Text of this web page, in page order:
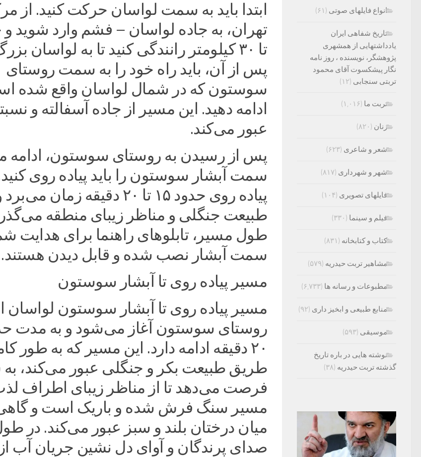
ابتدا باید به سمت لواسان حرکت کنید. از
تا ۳۰ کیلومتر رانندگی کنید تا به لواسان
پس از آن، باید راه خود را به سمت روستای
سوستون که در شمال لواسان واقع شده
ادامه دهید. این مسیر از جاده آسفالته و
عبور می‌کند.
پس از رسیدن به روستای سوستون، ادامه
سمت آبشار سوستون را باید پیاده روی
پیاده روی حدود ۱۵ تا ۲۰ دقیقه
طبیعت جنگلی و مناظر زیبای منطقه
طول مسیر، تابلو‌های راهنما برای هدایت
سمت آبشار نصب شده و قابل دیدن هستند.
مسیر پیاده روی تا آبشار سوستون
مسیر پیاده روی تا آبشار سوستون لواسان
۲۰ دقیقه ادامه دارد. این مسیر که به طور
طریق طبیعت بکر و جنگلی عبور می‌کند،
فرصت می‌دهد تا از مناظر زیبای اطراف
مسیر سنگ فرش شده و باریک است و گاهی
میان درختان بلند و سبز عبور می‌کند. در
صدای پرندگان و آوای دل نشین جریان آب از
انواع فایلهای صوتی (۶۱)
تاریخ شفاهی ایران
یادداشتهایی از همشهری
پژوهشگر، نویسنده ، روز نامه
نگار پیشکسوت آقای محمود
تربتی سنجابی (۱۲)
تربت ما (۱,۰۱۶)
زنان (۸۲۰)
شعر و شاعری (۶۲۳)
شهر و شهرداری (۸۱۷)
فایلهای تصویری (۱۰۴)
فیلم و سینما (۳۳۰)
کتاب و کتابخانه (۸۳۱)
مشاهیر تربت حیدریه (۵۷۹)
مطبوعات و رسانه ها (۶,۷۳۳)
منابع طبیعی و ابخیز داری (۹۲)
موسیقی (۵۹۳)
نوشته هایی در باره تاریخ
گذشته تربت حیدریه (۳۸)